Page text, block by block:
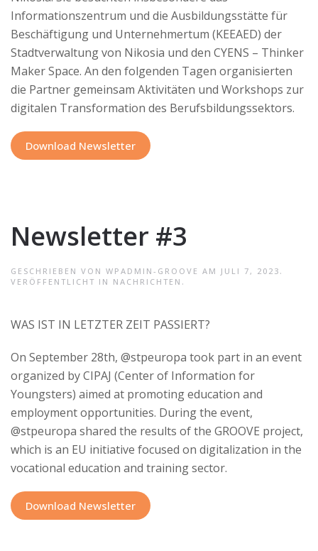
Informationszentrum und die Ausbildungsstätte für
Beschäftigung und Unternehmertum (KEEAED) der
Stadtverwaltung von Nikosia und den CYENS – Thinker
Maker Space. An den folgenden Tagen organisierten
die Partner gemeinsam Aktivitäten und Workshops zur
digitalen Transformation des Berufsbildungssektors.
Download Newsletter
Newsletter #3
GESCHRIEBEN VON WPADMIN-GROOVE AM JULI 7, 2023 .
VERÖFFENTLICHT IN NACHRICHTEN .
WAS IST IN LETZTER ZEIT PASSIERT?
On September 28th, @stpeuropa took part in an event
organized by CIPAJ (Center of Information for
Youngsters) aimed at promoting education and
employment opportunities. During the event,
@stpeuropa shared the results of the GROOVE project,
which is an EU initiative focused on digitalization in the
vocational education and training sector.
Download Newsletter